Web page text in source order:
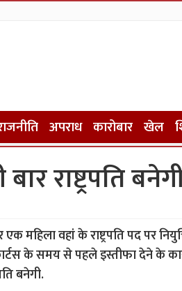
अपराध कारोबार खेल
राष्ट्रपति
महिला वहां के राष्ट्रपति पद पर
के समय से पहले इस्तीफा देने के
बनेगी.